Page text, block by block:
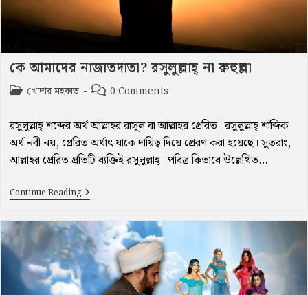
কে আমাদের নাজাতদাতা? রসুলুল্লাহ্‌ না রুহুল্লা
Postখোদার মহব্বত
Post0 Comments
রসুলুল্লাহ্‌ শব্দের অর্থ আল্লাহর রাসূল বা আল্লাহর প্রেরিত। রসুলুল্লাহ্‌ শাব্দিক
অর্থ নবী নয়, প্রেরিত অর্থাৎ যাকে দায়িত্ব দিয়ে প্রেরণ করা হয়েছে। সুতরাং,
আল্লাহর প্রেরিত প্রতিটি ব্যক্তিই রসুলুল্লাহ্‌। পবিত্র কিতাবে উল্লেখিত…
Continue Readingকে
আমাদের
রসুলুল্লাহ্‌
না
রুহুল্লা